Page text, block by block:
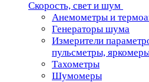
Скорость, свет и шум
Анемометры и
Генераторы шума
Измерители
пульсметры,
Тахометры
Шумомеры